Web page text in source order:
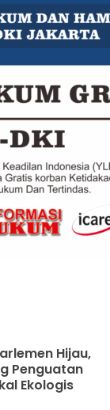
Hijau,
Penguatan
Ekologis